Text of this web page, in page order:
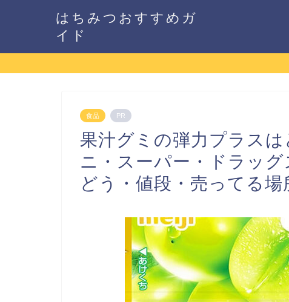
はちみつおすすめガ
イド
食品 PR
果汁グミの弾力プラス
ニ・スーパー・ドラッ
どう・値段・売ってる場